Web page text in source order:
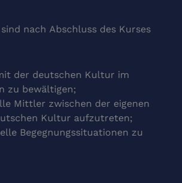
nach Abschluss des Kurses
der deutschen Kultur im
zu bewältigen;
Mittler zwischen der eigenen
Kultur aufzutreten;
Begegnungssituationen zu